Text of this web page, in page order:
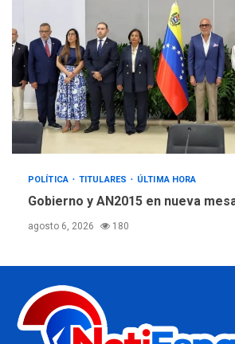
POLÍTICA TITULARES ÚLTIMA HORA
Gobierno y AN2015 en nueva
agosto 6, 2026 180